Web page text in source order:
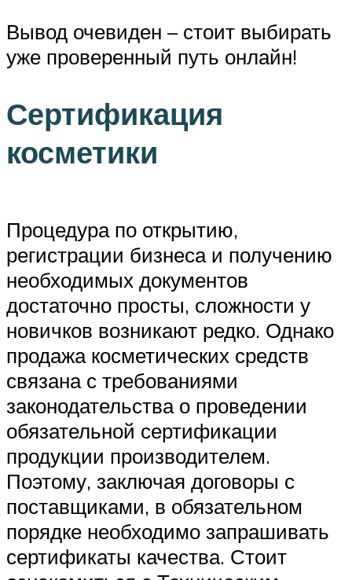
Вывод очевиден – стоит выбирать
уже проверенный путь онлайн!
Сертификация
косметики
Процедура по открытию,
регистрации бизнеса и получению
необходимых документов
достаточно просты, сложности у
новичков возникают редко. Однако
продажа косметических средств
связана с требованиями
законодательства о проведении
обязательной сертификации
продукции производителем.
Поэтому, заключая договоры с
поставщиками, в обязательном
порядке необходимо запрашивать
сертификаты качества. Стоит